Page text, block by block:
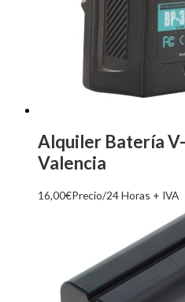
Alquiler Batería
Valencia
16,00€Precio/24 Horas + IVA